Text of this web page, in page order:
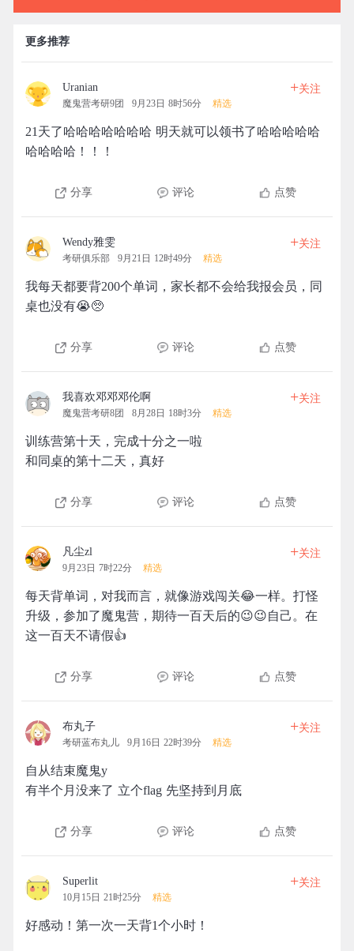
更多推荐
Uranian
魔鬼营考研9团 9月23日 8时56分 精选
+关注
21天了哈哈哈哈哈哈哈 明天就可以领书了哈哈哈哈哈
哈哈哈哈！！！
分享 评论 点赞
Wendy雅雯
考研俱乐部 9月21日 12时49分 精选
+关注
我每天都要背200个单词，家长都不会给我报会员，同
桌也没有😭🥺
分享 评论 点赞
我喜欢邓邓邓伦啊
魔鬼营考研8团 8月28日 18时3分 精选
+关注
训练营第十天，完成十分之一啦
和同桌的第十二天，真好
分享 评论 点赞
凡尘zl
9月23日 7时22分 精选
+关注
每天背单词，对我而言，就像游戏闯关😂一样。打怪
升级，参加了魔鬼营，期待一百天后的😉😉自己。在
这一百天不请假👍
分享 评论 点赞
布丸子
考研蓝布丸儿 9月16日 22时39分 精选
+关注
自从结束魔鬼y
有半个月没来了 立个flag 先坚持到月底
分享 评论 点赞
Superlit
10月15日 21时25分 精选
+关注
好感动！第一次一天背1个小时！